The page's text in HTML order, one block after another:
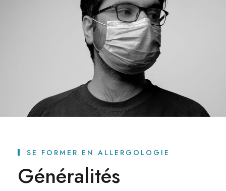
SE FORMER EN ALLERGOLOGIE
Généralités